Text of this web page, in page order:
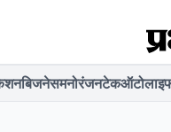
बिजनेसमनोरंजनटेकऑटो